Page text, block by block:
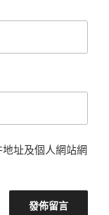
址及個人網站網